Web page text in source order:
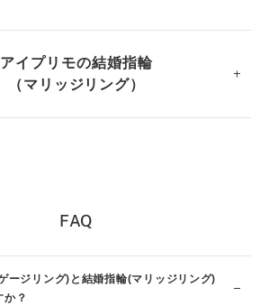
アイプリモの結婚指輪
（マリッジリング）
スから120種類以上のデザインがあり、そ
が込められています。もちろんダイヤモン
FAQ
ージリング)と結婚指輪(マリッジリング)
か？